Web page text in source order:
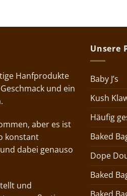
Hanfprodukte
und ein
aber es ist
konstant
dabei genauso
und
Unsere
Baby J’s
Kush
Häufig
Baked
Dope
Baked